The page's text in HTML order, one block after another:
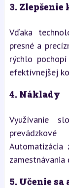
3.
Vďaka
presné a
rýchlo
efektívnejšej
4. Náklady
Využívanie
Automatizácia
5. Učenie sa